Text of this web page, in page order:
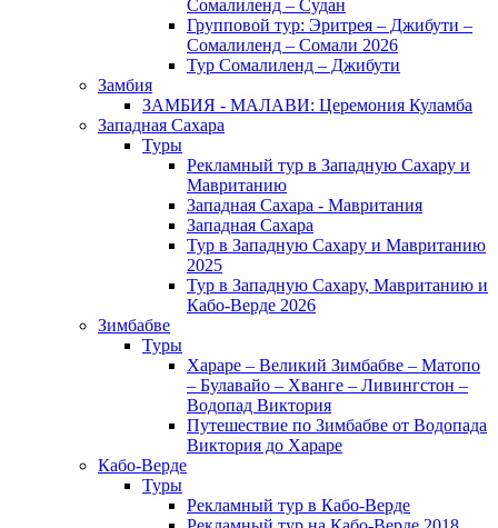
Сомалиленд – Судан
Групповой тур: Эритрея – Джибути –
Сомалиленд – Сомали 2026
Тур Cомалиленд – Джибути
Замбия
ЗАМБИЯ - МАЛАВИ: Церемония Куламба
Западная Сахара
Туры
Рекламный тур в Западную Сахару и
Мавританию
Западная Сахара - Мавритания
Западная Сахара
Тур в Западную Сахару и Мавританию
2025
Тур в Западную Сахару, Мавританию и
Кабо-Верде 2026
Зимбабве
Туры
Хараре – Великий Зимбабве – Матопо
– Булавайо – Хванге – Ливингстон –
Водопад Виктория
Путешествие по Зимбабве от Водопада
Виктория до Хараре
Кабо-Верде
Туры
Рекламный тур в Кабо-Верде